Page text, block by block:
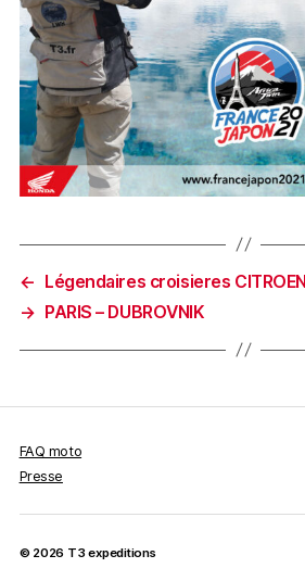
←
Légendaires croisieres CITROEN
→
PARIS – DUBROVNIK
FAQ moto
Presse
© 2026 T3 expeditions